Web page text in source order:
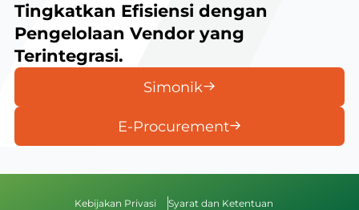
Tingkatkan Efisiensi dengan
Pengelolaan Vendor yang
Terintegrasi.
Simonik
E-Procurement
Kebijakan Privasi Syarat dan Ketentuan